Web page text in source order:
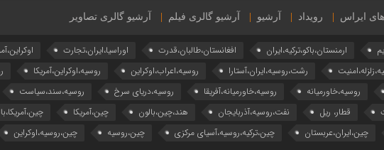
ایراس رویداد آرشیو آرشیو گالری فیلم آرشیو گالری تصاویر
ارمنستان،باکو،ترکیه،ایران افغانستان،طالبان،قدرت اوراسیا،ایران،تجارت
رشت،روسیه،ایران،آستارا روسیه،اعراب،اوکراین روسیه،اوکراین،آمریکا
روسیه،خاورمیانه روسیه،خاورمیانه،آفریقا روسیه،دریای سرخ روسیه،سند،سیاست
قطار، ریل نفت،روسیه،آذربایجان هند،چین،بالون چین،آمریکا
چین،ایران،عربستان چین،ترکیه،روسیه،آسیای مرکزی چین،روسیه چین،روسیه،اوکراین